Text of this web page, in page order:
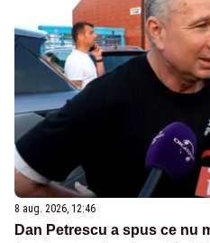
8 aug. 2026, 12:46
Dan Petrescu a spus ce nu